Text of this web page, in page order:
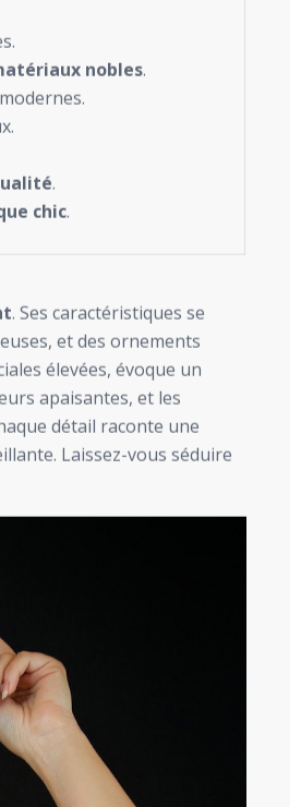
nobles.
.
chic.
. Ses caractéristiques se
et des ornements
élevées, évoque un
apaisantes, et les
détail raconte une
Laissez-vous séduire